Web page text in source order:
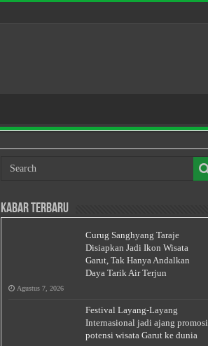
Kabar Terbaru
Curug Sanghyang Taraje
Disiapkan Jadi Ikon Wisata
Garut, Tak Hanya Andalkan
Daya Tarik Air Terjun
Agustus 7, 2026
Festival Layang-Layang
Internasional jadi ajang promosi
potensi wisata Garut ke dunia